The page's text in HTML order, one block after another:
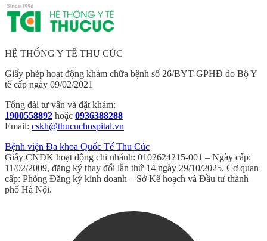
HỆ THỐNG Y TẾ THU CÚC
Giấy phép hoạt động khám chữa bệnh số 26/BYT-GPHĐ do Bộ Y
tế cấp ngày 09/02/2021
Tổng đài tư vấn và đặt khám:
1900558892 hoặc 0936388288
Email: cskh@thucuchospital.vn
Bệnh viện Đa khoa Quốc Tế Thu Cúc
Giấy CNĐK hoạt động chi nhánh: 0102624215-001 – Ngày cấp:
11/02/2009, đăng ký thay đổi lần thứ 14 ngày 29/10/2025. Cơ quan
cấp: Phòng Đăng ký kinh doanh – Sở Kế hoạch và Đầu tư thành
phố Hà Nội.